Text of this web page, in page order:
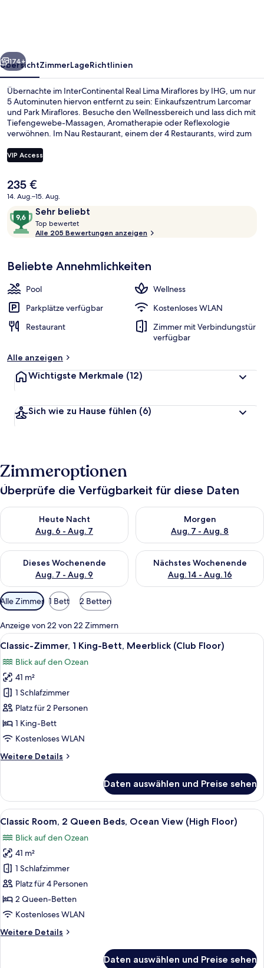
Weiter
174+
ÜbersichtZimmerLageRichtlinien
Übernachte im InterContinental Real Lima Miraflores by IHG, um nur
5 Autominuten hiervon entfernt zu sein: Einkaufszentrum Larcomar
und Park Miraflores. Besuche den Wellnessbereich und lass dich mit
Tiefengewebe-Massagen, Aromatherapie oder Reflexologie
verwöhnen. Im Nau Restaurant, einem der 4 Restaurants, wird zum
Außenpool, eine Bar/Lounge und ein Fitnessbereich (rund um die
Uhr geöffnet) sprechen für dieses Hotel im luxuriösen Stil.
VIP Access
Der
aktuelle
beträgt
235 €.
235 €
14. Aug.–15. Aug.
Bewertungen
Sehr beliebt
9,6
von
10,
beliebt
Top bewertet
o
b
r
Alle 205 Bewertungen anzeigen
Beliebte Annehmlichkeiten
Pool
Wellness
Parkplätze verfügbar
Kostenloses WLAN
Restaurant
Zimmer mit Verbindungstür
verfügbar
Alle anzeigen
Wichtigste Merkmale (12)
Sich wie zu Hause fühlen (6)
Zimmeroptionen
Überprüfe die Verfügbarkeit für diese Daten
Heute Nacht
Aug. 6 - Aug. 7
Überprüfe die Verfügbarkeit für heute Nacht, Aug. 6 - Aug. 7.
Morgen
Aug. 7 - Aug. 8
Überprüfe die Verfügbarkeit
Dieses Wochenende
Aug. 7 - Aug. 9
Überprüfe die Verfügbarkeit für dieses Wochenende, Aug. 7
Nächstes Wochenende
Aug. 14 - Aug. 16
Überprüfe die Verfügbarkeit
Verfügbare
Filter
für
Zimmer
Alle Zimmer 1 Bett 2 Betten
Anzeige von 22 von 22 Zimmern
Alle
Fotos
für
Classic-
Zimmer,
1 King-
Bett,
Meerblick
Floor)
Ein modernes Hotelzimmer mit
13
Classic-Zimmer, 1 King-Bett, Meerblick (Club Floor)
Blick auf den Ozean
41 m²
1 Schlafzimmer
Platz für 2 Personen
1 King-Bett
Kostenloses WLAN
Weitere Details
Weitere
Zimmer,
1 King-
Bett,
(Club
Floor)
Daten auswählen und Preise sehen
Alle
Fotos
für
Classic
Room,
2
Queen
Beds,
View
Ein Hotelzimmer mit zwei Betten,
12
Classic Room, 2 Queen Beds, Ocean View (High Floor)
Blick auf den Ozean
41 m²
1 Schlafzimmer
Platz für 4 Personen
2 Queen-Betten
Kostenloses WLAN
Weitere Details
Weitere
Daten auswählen und Preise sehen